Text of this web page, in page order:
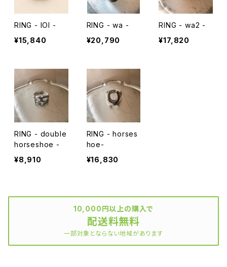
RING - lOl -
¥15,840
RING - wa -
¥20,790
RING - wa2 -
¥17,820
RING - double
horseshoe -
¥8,910
RING - horses
hoe-
¥16,830
10,000円以上の購入で
配送料無料
一部対象とならない地域があります